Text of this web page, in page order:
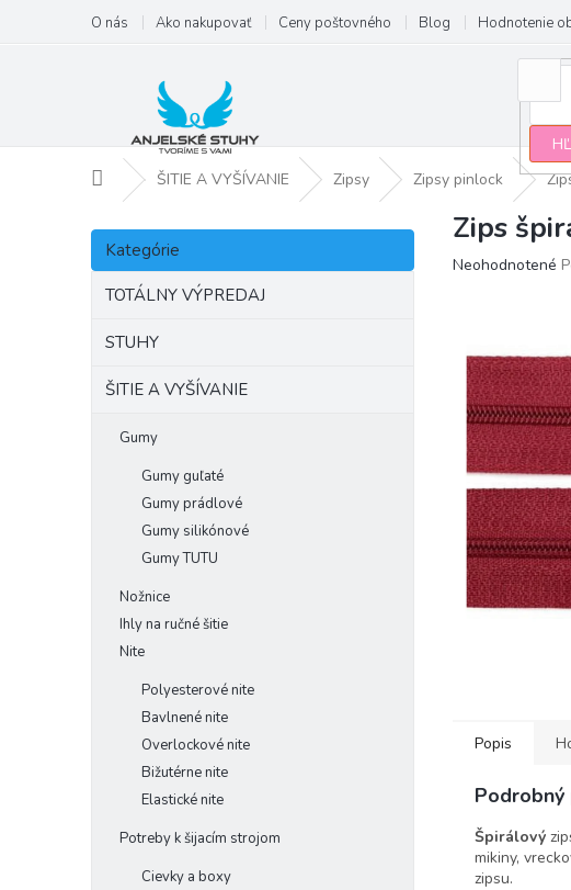
obsah
O nás Ako nakupovať Ceny poštovného Blog Hodnotenie
DomovŠITIE A VYŠÍVANIE Zipsy Zipsy pinlock
B
č
Preskočiť
kategórie
Kategórie
TOTÁLNY VÝPREDAJ
STUHY
ŠITIE A VYŠÍVANIE
Gumy
Gumy guľaté
Gumy prádlové
Gumy silikónové
Gumy TUTU
Nožnice
Ihly na ručné šitie
Nite
Polyesterové nite
Bavlnené nite
Overlockové nite
Bižutérne nite
Elastické nite
Potreby k šijacím strojom
Cievky a boxy
Zips
Priemerné
hviezdičiek.
Neohodnotené
Popis
Podrobný
Špirálový
mikiny,
zipsu.